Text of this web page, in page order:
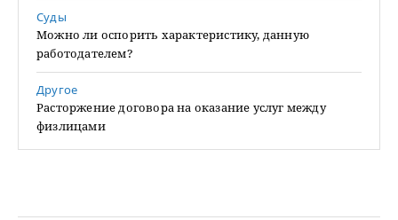
Суды
Можно ли оспорить характеристику, данную
работодателем?
Другое
Расторжение договора на оказание услуг между
физлицами